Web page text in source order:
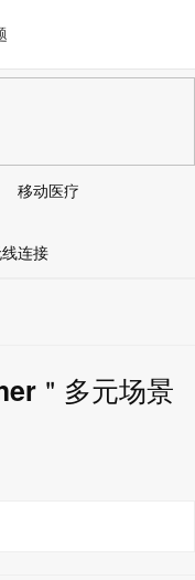
可穿戴
LED
传感器技术
接口
移动医疗
连接
＂多元场景